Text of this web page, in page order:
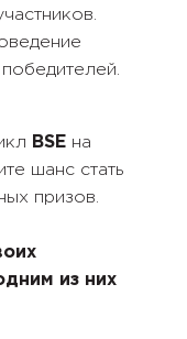
BSEна
шанс стать
призов.
из них